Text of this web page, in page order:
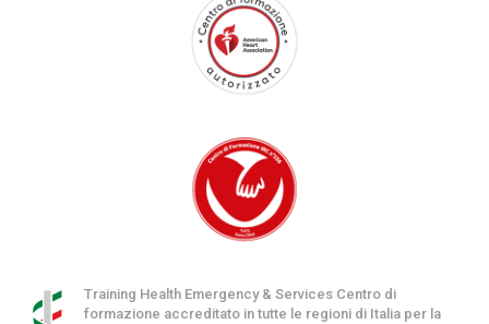
Training Health Emergency & Services Centro di
formazione accreditato in tutte le regioni di Italia per la